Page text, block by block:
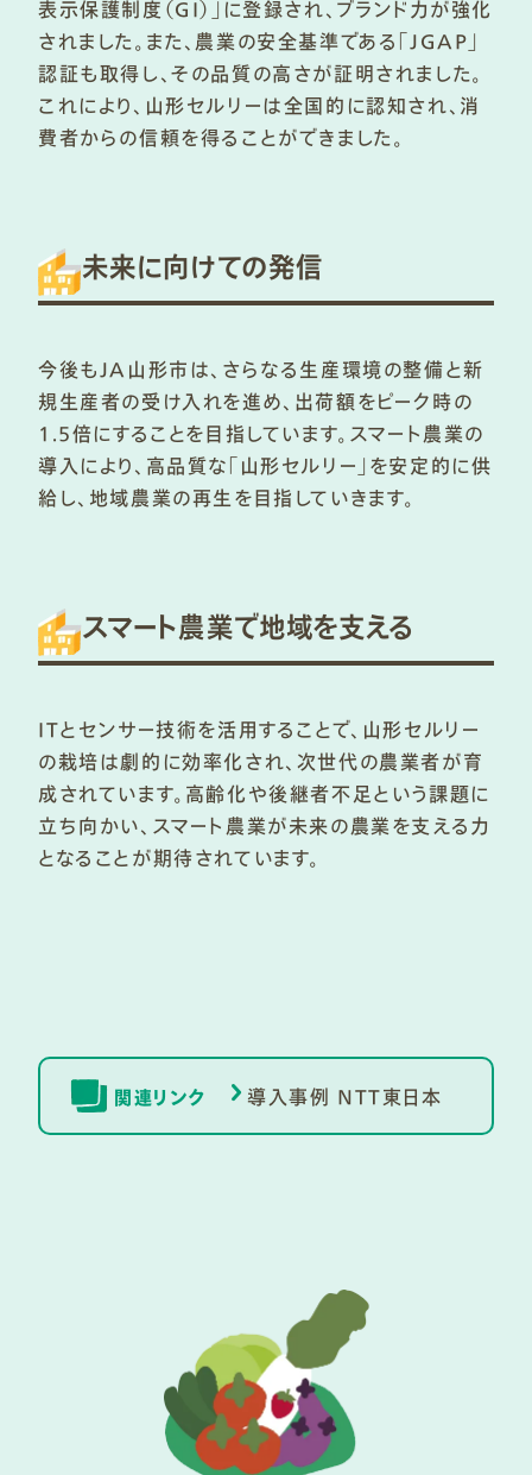
表示保護制度（GI）」に登録され、ブランド力が強化
されました。また、農業の安全基準である「JGAP」
認証も取得し、その品質の高さが証明されました。
これにより、山形セルリーは全国的に認知され、消
費者からの信頼を得ることができました。
未来に向けての発信
今後もJA山形市は、さらなる生産環境の整備と新
規生産者の受け入れを進め、出荷額をピーク時の
1.5倍にすることを目指しています。スマート農業の
導入により、高品質な「山形セルリー」を安定的に供
給し、地域農業の再生を目指していきます。
スマート農業で地域を支える
ITとセンサー技術を活用することで、山形セルリー
の栽培は劇的に効率化され、次世代の農業者が育
成されています。高齢化や後継者不足という課題に
立ち向かい、スマート農業が未来の農業を支える力
となることが期待されています。
関連リンク 導入事例 NTT東日本